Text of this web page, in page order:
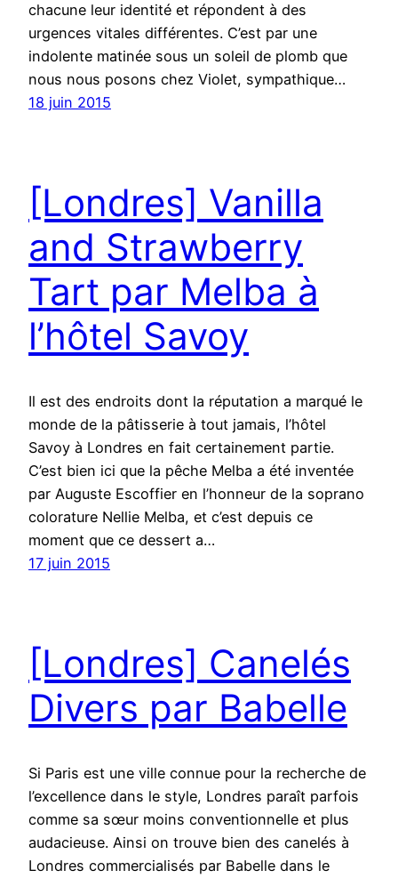
chacune leur identité et répondent à des
urgences vitales différentes. C’est par une
indolente matinée sous un soleil de plomb que
nous nous posons chez Violet, sympathique…
18 juin 2015
[Londres] Vanilla
and Strawberry
Tart par Melba à
l’hôtel Savoy
Il est des endroits dont la réputation a marqué le
monde de la pâtisserie à tout jamais, l’hôtel
Savoy à Londres en fait certainement partie.
C’est bien ici que la pêche Melba a été inventée
par Auguste Escoffier en l’honneur de la soprano
colorature Nellie Melba, et c’est depuis ce
moment que ce dessert a…
17 juin 2015
[Londres] Canelés
Divers par Babelle
Si Paris est une ville connue pour la recherche de
l’excellence dans le style, Londres paraît parfois
comme sa sœur moins conventionnelle et plus
audacieuse. Ainsi on trouve bien des canelés à
Londres commercialisés par Babelle dans le